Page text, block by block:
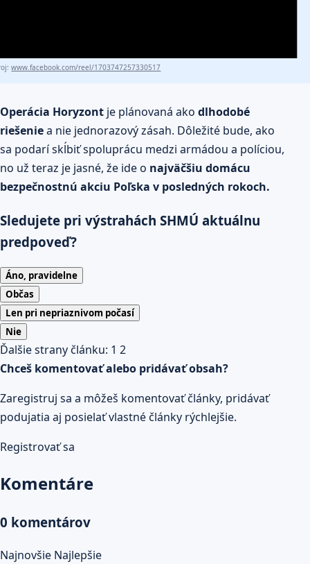
www.facebook.com/reel/1703747257330517
Operácia Horyzont je plánovaná ako dlhodobé
riešeniea nie jednorazový zásah. Dôležité bude, ako
sa podarí skĺbiť spoluprácu medzi armádou a políciou,
no už teraz je jasné, že ide o najväčšiu domácu
bezpečnostnú akciu Poľska v posledných rokoch.
Sledujete pri výstrahách SHMÚ aktuálnu
predpoveď?
Áno, pravidelne
Občas
Len pri nepriaznivom počasí
Nie
Ďalšie strany článku: 1 2
Chceš komentovať alebo pridávať obsah?
Zaregistruj sa a môžeš komentovať články, pridávať
podujatia aj posielať vlastné články rýchlejšie.
Registrovať sa
Komentáre
0 komentárov
Najnovšie Najlepšie